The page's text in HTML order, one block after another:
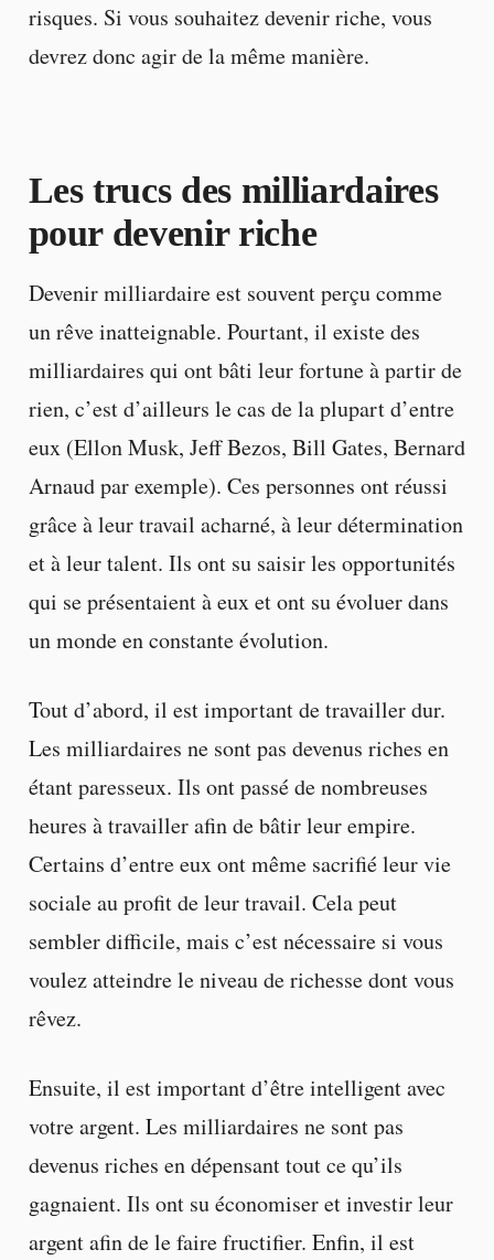
risques. Si vous souhaitez devenir riche, vous
devrez donc agir de la même manière.
Les trucs des milliardaires
pour devenir riche
Devenir milliardaire est souvent perçu comme
un rêve inatteignable. Pourtant, il existe des
milliardaires qui ont bâti leur fortune à partir de
rien, c’est d’ailleurs le cas de la plupart d’entre
eux (Ellon Musk, Jeff Bezos, Bill Gates, Bernard
Arnaud par exemple). Ces personnes ont réussi
grâce à leur travail acharné, à leur détermination
et à leur talent. Ils ont su saisir les opportunités
qui se présentaient à eux et ont su évoluer dans
un monde en constante évolution.
Tout d’abord, il est important de travailler dur.
Les milliardaires ne sont pas devenus riches en
étant paresseux. Ils ont passé de nombreuses
heures à travailler afin de bâtir leur empire.
Certains d’entre eux ont même sacrifié leur vie
sociale au profit de leur travail. Cela peut
sembler difficile, mais c’est nécessaire si vous
voulez atteindre le niveau de richesse dont vous
rêvez.
Ensuite, il est important d’être intelligent avec
votre argent. Les milliardaires ne sont pas
devenus riches en dépensant tout ce qu’ils
gagnaient. Ils ont su économiser et investir leur
argent afin de le faire fructifier. Enfin, il est